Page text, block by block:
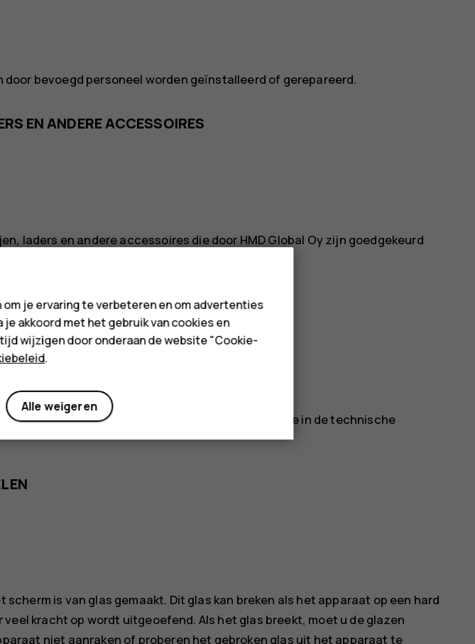
door bevoegd personeel worden geïnstalleerd of gerepareerd.
EN ANDERE ACCESSOIRES
laders en andere accessoires die door HMD Global Oy zijn goedgekeurd
DROOG
is, vindt u meer informatie over de IP-code in de technische
is van glas gemaakt. Dit glas kan breken als het apparaat op een hard
veel kracht op wordt uitgeoefend. Als het glas breekt, moet u de glazen
niet aanraken of proberen het gebroken glas uit het apparaat te
je ervaring te verbeteren en om advertenties
akkoord met het gebruik van cookies en
wijzigen door onderaan de website "Cookie-
.
Alle weigeren